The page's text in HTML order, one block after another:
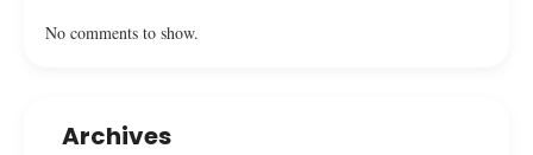
No comments to show.
Archives